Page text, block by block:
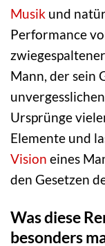
Musik und
Performance
Mann, der sein
Ursprünge
Elemente und
Vision eines
den Gesetzen
Was diese
besonders